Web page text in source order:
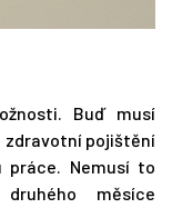
Buď musí
zdravotní pojištění
práce. Nemusí to
měsíce